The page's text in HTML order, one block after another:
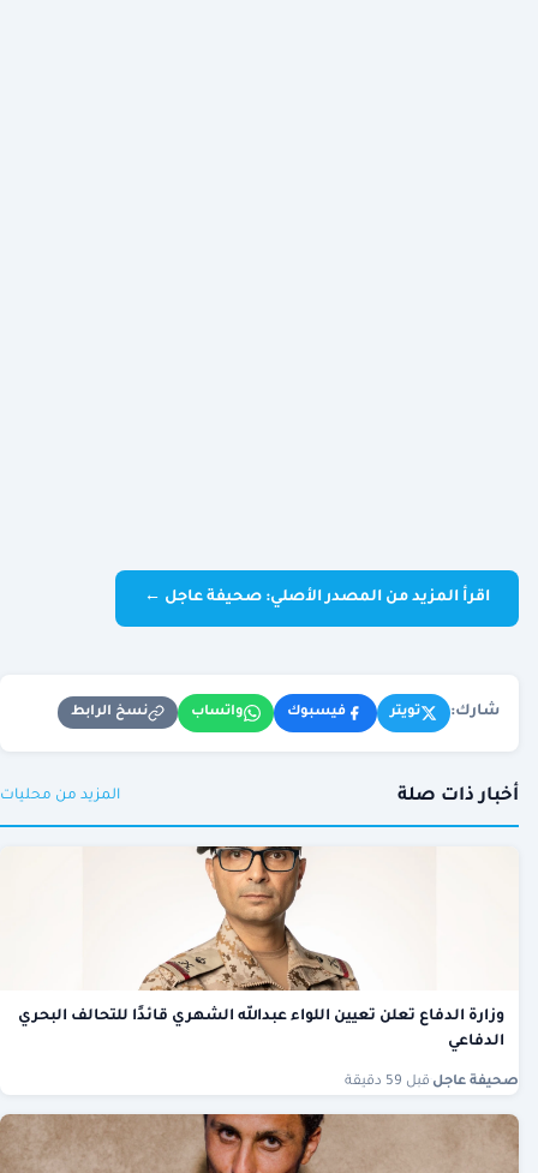
اقرأ المزيد من المصدر الأصلي: صحيفة عاجل ←
شارك: تويتر فيسبوك واتساب نسخ الرابط
أخبار ذات صلة المزيد من محليات
وزارة الدفاع تعلن تعيين اللواء عبدالله الشهري قائدًا للتحالف البحري
الدفاعي
صحيفة عاجل قبل 59 دقيقة